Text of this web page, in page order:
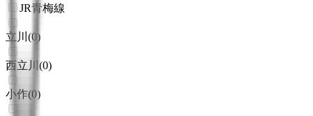
JR青梅線
立川 (0)
西立川 (0)
小作(0)